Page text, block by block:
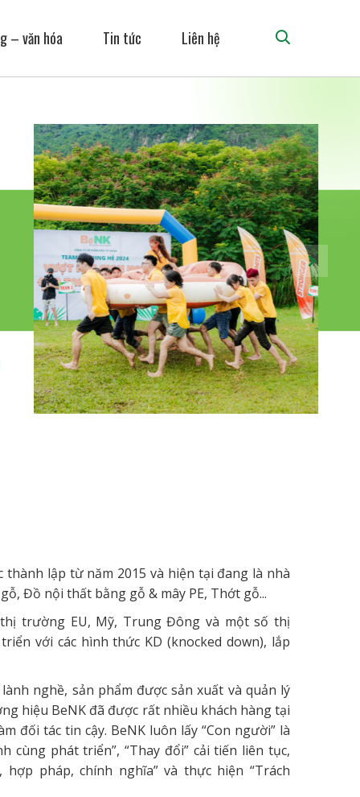
– văn hóa Tin tức Liên hệ
lập từ năm 2015 và hiện tại đang là nhà
Đồ nội thất bằng gỗ & mây PE, Thớt gỗ...
trường EU, Mỹ, Trung Đông và một số thị
với các hình thức KD (knocked down), lắp
nghề, sản phẩm được sản xuất và quản lý
hiệu BeNK đã được rất nhiều khách hàng tại
đối tác tin cậy. BeNK luôn lấy “Con người” là
cùng phát triển”, “Thay đổi” cải tiến liên tục,
pháp, chính nghĩa” và thực hiện “Trách